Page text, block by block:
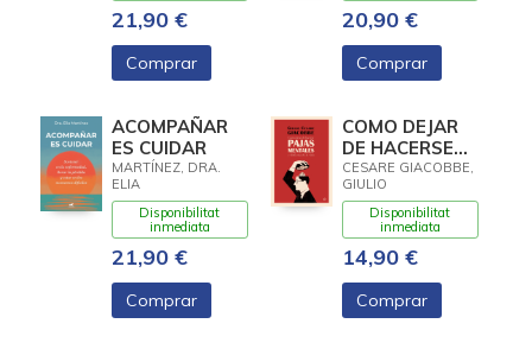
21,90 €
Comprar
20,90 €
Comprar
ACOMPAÑAR
ES CUIDAR
MARTÍNEZ, DRA.
ELIA
Disponibilitat
inmediata
21,90 €
Comprar
COMO DEJAR
DE HACERSE
PAJAS
MENTALES
CESARE GIACOBBE,
GIULIO
Disponibilitat
inmediata
14,90 €
Comprar